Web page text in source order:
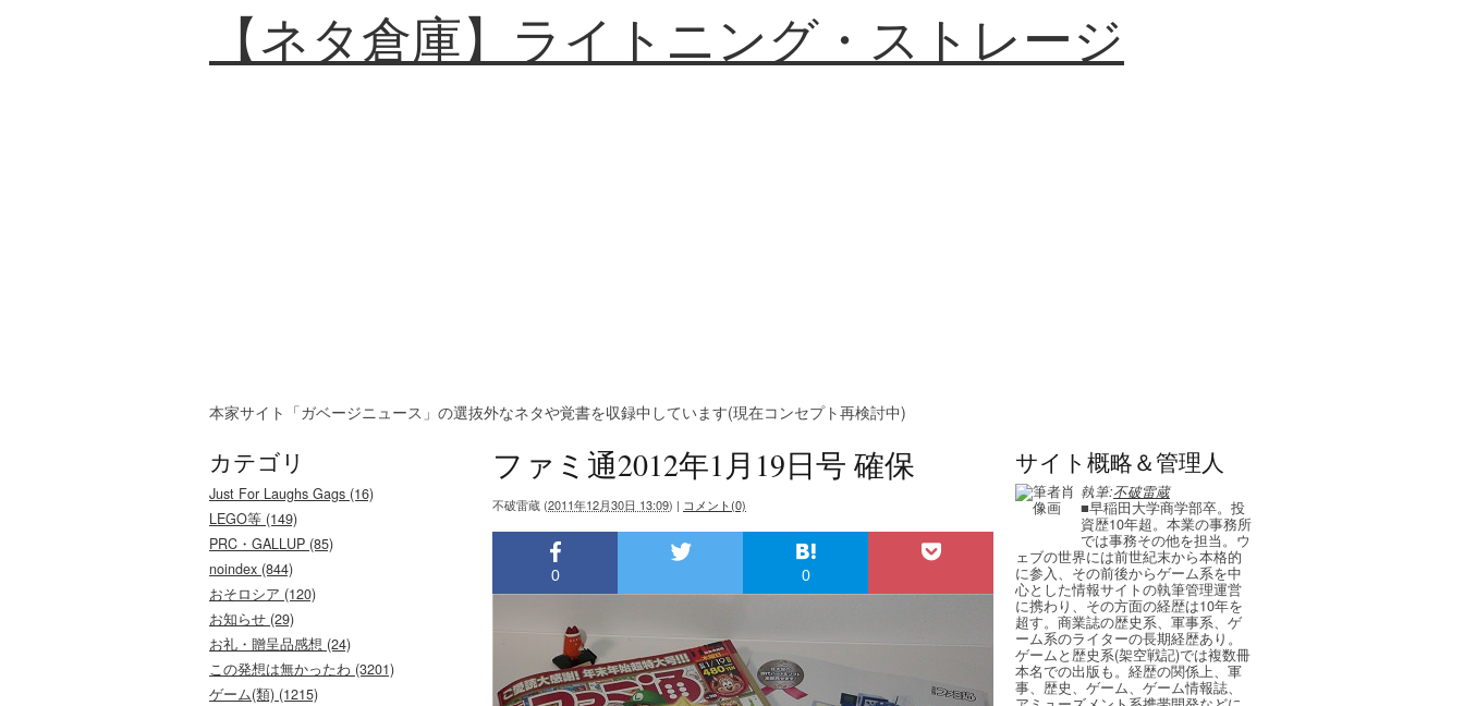
【ネタ倉庫】ライトニング・ストレージ
本家サイト「ガベージニュース」の選抜外なネタや覚書を収録中しています(現在コンセプト再検討中)
ファミ通2012年1月19日号 確保
不破雷蔵 (2011年12月30日 13:09) | コメント(0)
0 0
カテゴリ
Just For Laughs Gags (16)
LEGO等 (149)
PRC・GALLUP (85)
noindex (844)
おそロシア (120)
お知らせ (29)
お礼・贈呈品感想 (24)
この発想は無かったわ (3201)
ゲーム(類) (1215)
サイト概略＆管理人
執筆:不破雷蔵
■早稲田大学商学部卒。投
資歴10年超。本業の事務所
では事務その他を担当。ウ
ェブの世界には前世紀末から本格的
に参入、その前後からゲーム系を中
心とした情報サイトの執筆管理運営
に携わり、その方面の経歴は10年を
超す。商業誌の歴史系、軍事系、ゲ
ーム系のライターの長期経歴あり。
ゲームと歴史系(架空戦記)では複数冊
本名での出版も。経歴の関係上、軍
事、歴史、ゲーム、ゲーム情報誌、